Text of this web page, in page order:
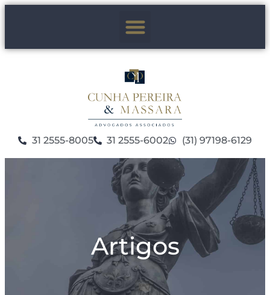
31 2555-8005 31 2555-6002 (31) 97198-6129
Artigos